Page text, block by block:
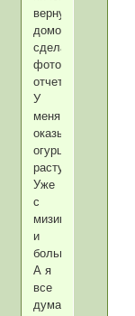
вернусь
домой
сделаю
фото
отчет.
У
меня
оказывается
огурцы
растут....
Уже
с
мизинец
и
больше.
А я
все
думала